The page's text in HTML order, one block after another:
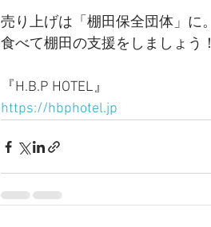
売り上げは「棚田保全団体」に。
食べて棚田の支援をしましょう！
『H.B.P HOTEL』
https://hbphotel.jp